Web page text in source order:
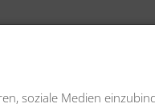
soziale Medien